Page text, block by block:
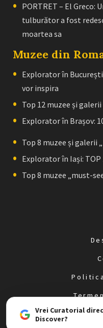
PORTRET – El Greco:
tulburător a fost
moartea sa
Muzee din
Explorator în
vor inspira
Top 12 muzee și
Explorator în Brașov:
Top 8 muzee și galerii
Explorator în Iași:
Top 8 muzee „must-
Politica de
Vrei Curatorial
Discover?